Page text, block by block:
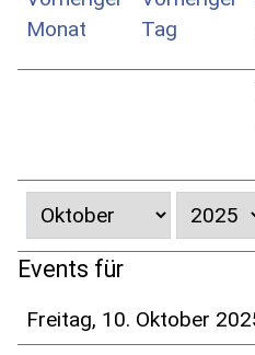
Events für
Freitag, 10. Oktober